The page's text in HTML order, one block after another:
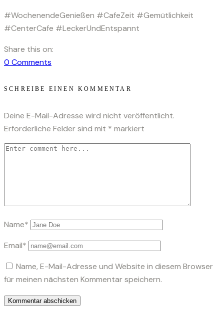
#WochenendeGenießen #CafeZeit #Gemütlichkeit
#CenterCafe #LeckerUndEntspannt
Share this on:
0 Comments
SCHREIBE EINEN KOMMENTAR
Deine E-Mail-Adresse wird nicht veröffentlicht.
Erforderliche Felder sind mit * markiert
Name*
Email*
Name, E-Mail-Adresse und Website in diesem Browser
für meinen nächsten Kommentar speichern.